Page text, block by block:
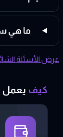
ما هي
عرض الأسئلة
كيف يعمل